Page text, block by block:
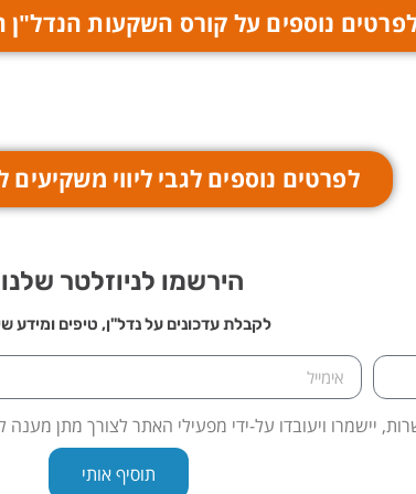
נוספים על קורס השקעות
לפרטים נוספים לגבי ליווי
הירשמו לניוזלטר
לקבלת עדכונים על נדל"ן, טיפים ומידע
יישמרו ויעובדו על-ידי מפעילי האתר לצורך מתן מענה
תוסיף אותי